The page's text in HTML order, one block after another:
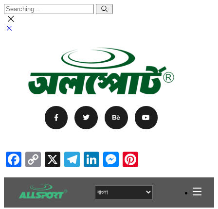
Facebook
Copy
Link
X Telegram
LinkedIn
Messenger